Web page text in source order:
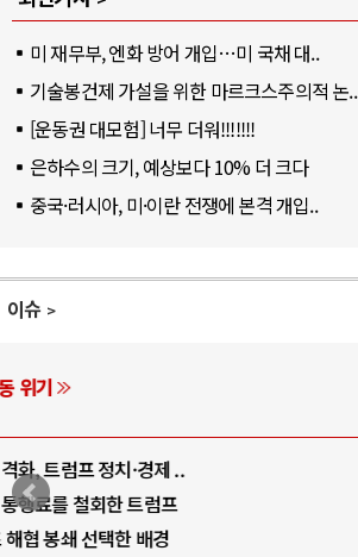
미 재무부, 엔화 방어 개입…미 국채 대..
기술봉건제 가설을 위한 마르크스주의적 논..
[운동권 대모험] 너무 더워!!!!!!!
은하수의 크기, 예상보다 10% 더 크다
중국·러시아, 미·이란 전쟁에 본격 개입..
이슈
중국 AI, 저가 공세로 글로벌 토큰 시..
AI 국부펀드 구상 놓고 미국 진보진영 ..
AI 데이터센터 반대 투쟁은 새로운 글로..